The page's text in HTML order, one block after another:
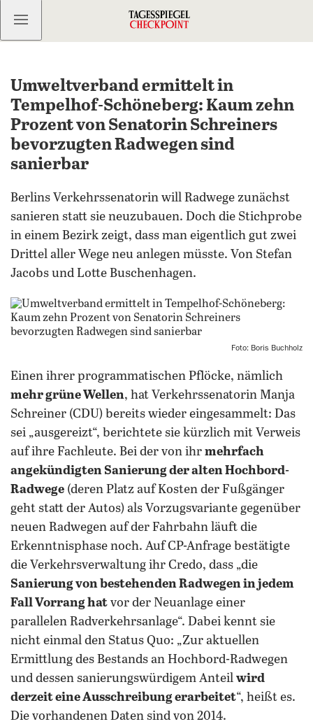
Kostenlos anmelden
Umweltverband ermittelt in
Tempelhof-Schöneberg: Kaum zehn
Prozent von Senatorin Schreiners
bevorzugten Radwegen sind
sanierbar
Berlins Verkehrssenatorin will Radwege zunächst
sanieren statt sie neuzubauen. Doch die Stichprobe
in einem Bezirk zeigt, dass man eigentlich gut zwei
Drittel aller Wege neu anlegen müsste. Von Stefan
Jacobs und Lotte Buschenhagen.
Foto: Boris Buchholz
Einen ihrer programmatischen Pflöcke, nämlich
mehr grüne Wellen, hat Verkehrssenatorin Manja
Schreiner (CDU) bereits wieder eingesammelt: Das
sei „ausgereizt“, berichtete sie kürzlich mit Verweis
auf ihre Fachleute. Bei der von ihr mehrfach
angekündigten Sanierung der alten Hochbord-
Radwege (deren Platz auf Kosten der Fußgänger
geht statt der Autos) als Vorzugsvariante gegenüber
neuen Radwegen auf der Fahrbahn läuft die
Erkenntnisphase noch. Auf CP-Anfrage bestätigte
die Verkehrsverwaltung ihr Credo, dass „die
Sanierung von bestehenden Radwegen in jedem
Fall Vorrang hat vor der Neuanlage einer
parallelen Radverkehrsanlage“. Dabei kennt sie
nicht einmal den Status Quo: „Zur aktuellen
Ermittlung des Bestands an Hochbord-Radwegen
und dessen sanierungswürdigem Anteil wird
derzeit eine Ausschreibung erarbeitet“, heißt es.
Die vorhandenen Daten sind von 2014.